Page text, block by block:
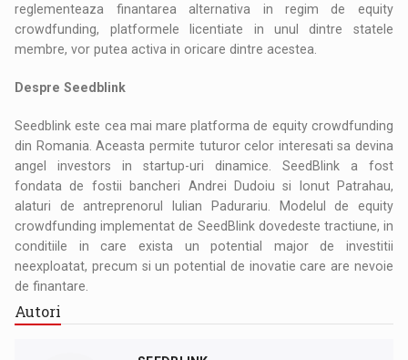
reglementeaza finantarea alternativa in regim de equity
crowdfunding, platformele licentiate in unul dintre statele
membre, vor putea activa in oricare dintre acestea.
Despre Seedblink
Seedblink este cea mai mare platforma de equity crowdfunding
din Romania. Aceasta permite tuturor celor interesati sa devina
angel investors in startup-uri dinamice. SeedBlink a fost
fondata de fostii bancheri Andrei Dudoiu si Ionut Patrahau,
alaturi de antreprenorul Iulian Padurariu. Modelul de equity
crowdfunding implementat de SeedBlink dovedeste tractiune, in
conditiile in care exista un potential major de investitii
neexploatat, precum si un potential de inovatie care are nevoie
de finantare.
Autori